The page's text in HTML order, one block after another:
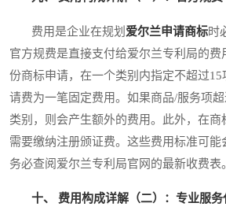
费用是企业在规划 爱尔兰申请商标时
官方规费是直接支付给爱尔兰专利局的
份商标申请，在一个类别内指定不超过
请费为一笔固定费用。如果商品/服务项
类别，则会产生额外的费用。此外，在商
需要缴纳注册颁证费。这些费用标准可
务必查阅爱尔兰专利局官网的最新收费表。
十、 费用构成详解（二）：专业服务